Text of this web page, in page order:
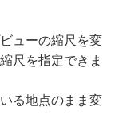
ューの縮尺を変
尺を指定できま
る地点のまま変